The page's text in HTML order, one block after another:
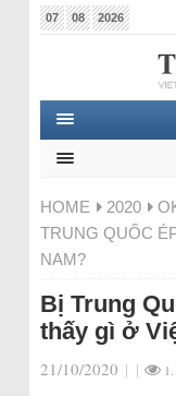
07 08 2026
HOME 2020
TRUNG QUỐC
NAM?
Bị Trung
thấy gì ở
21/10/2020 | |